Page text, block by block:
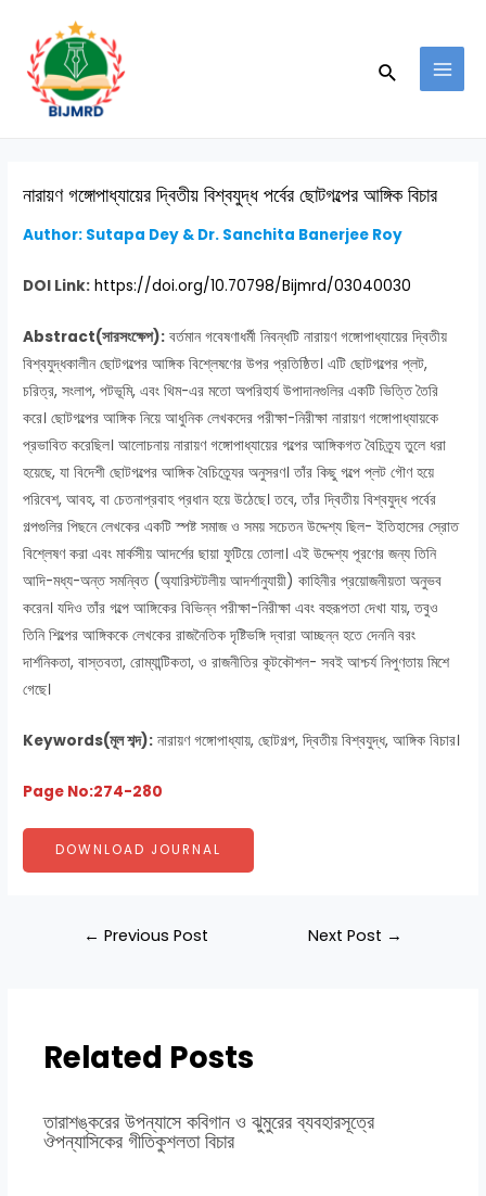
content
Search
নারায়ণ গঙ্গোপাধ্যায়ের দ্বিতীয় বিশ্বযুদ্ধ পর্বের ছোটগল্পের আঙ্গিক বিচার
Author: Sutapa Dey & Dr. Sanchita Banerjee Roy
DOI Link: https://doi.org/10.70798/Bijmrd/03040030
Abstract(সারসংক্ষেপ): বর্তমান গবেষণাধর্মী নিবন্ধটি নারায়ণ গঙ্গোপাধ্যায়ের দ্বিতীয়
বিশ্বযুদ্ধকালীন ছোটগল্পের আঙ্গিক বিশ্লেষণের উপর প্রতিষ্ঠিত। এটি ছোটগল্পের প্লট,
চরিত্র, সংলাপ, পটভূমি, এবং থিম-এর মতো অপরিহার্য উপাদানগুলির একটি ভিত্তি তৈরি
করে। ছোটগল্পের আঙ্গিক নিয়ে আধুনিক লেখকদের পরীক্ষা-নিরীক্ষা নারায়ণ গঙ্গোপাধ্যায়কে
প্রভাবিত করেছিল। আলোচনায় নারায়ণ গঙ্গোপাধ্যায়ের গল্পের আঙ্গিকগত বৈচিত্র্য তুলে ধরা
হয়েছে, যা বিদেশী ছোটগল্পের আঙ্গিক বৈচিত্র্যের অনুসরণ। তাঁর কিছু গল্পে প্লট গৌণ হয়ে
পরিবেশ, আবহ, বা চেতনাপ্রবাহ প্রধান হয়ে উঠেছে। তবে, তাঁর দ্বিতীয় বিশ্বযুদ্ধ পর্বের
গল্পগুলির পিছনে লেখকের একটি স্পষ্ট সমাজ ও সময় সচেতন উদ্দেশ্য ছিল- ইতিহাসের স্রোত
বিশ্লেষণ করা এবং মার্কসীয় আদর্শের ছায়া ফুটিয়ে তোলা। এই উদ্দেশ্য পূরণের জন্য তিনি
আদি-মধ্য-অন্ত সমন্বিত (অ্যারিস্টটলীয় আদর্শানুযায়ী) কাহিনীর প্রয়োজনীয়তা অনুভব
করেন। যদিও তাঁর গল্পে আঙ্গিকের বিভিন্ন পরীক্ষা-নিরীক্ষা এবং বহুরূপতা দেখা যায়, তবুও
তিনি শিল্পের আঙ্গিককে লেখকের রাজনৈতিক দৃষ্টিভঙ্গি দ্বারা আচ্ছন্ন হতে দেননি বরং
দার্শনিকতা, বাস্তবতা, রোম্যান্টিকতা, ও রাজনীতির কূটকৌশল- সবই আশ্চর্য নিপুণতায় মিশে
গেছে।
Keywords(মূল শব্দ): নারায়ণ গঙ্গোপাধ্যায়, ছোটগল্প, দ্বিতীয় বিশ্বযুদ্ধ, আঙ্গিক বিচার।
Page No:274-280
DOWNLOAD JOURNAL
navigation
← Previous Post Next Post →
Related Posts
তারাশঙ্করের উপন্যাসে কবিগান ও ঝুমুরের ব্যবহারসূত্রে
ঔপন্যাসিকের গীতিকুশলতা বিচার